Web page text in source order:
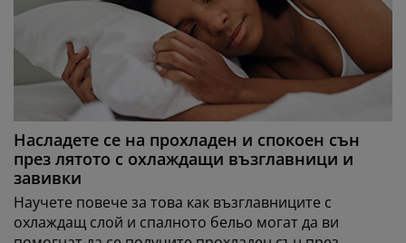
Насладете се на прохладен и спокоен сън
през лятото с охлаждащи възглавници и
завивки
Научете повече за това как възглавниците с
охлаждащ слой и спалното бельо могат да ви